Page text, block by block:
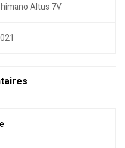
Altus 7V